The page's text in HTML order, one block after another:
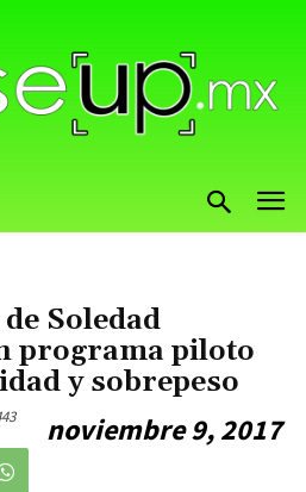
Soledad
programa piloto
y sobrepeso
noviembre 9, 2017